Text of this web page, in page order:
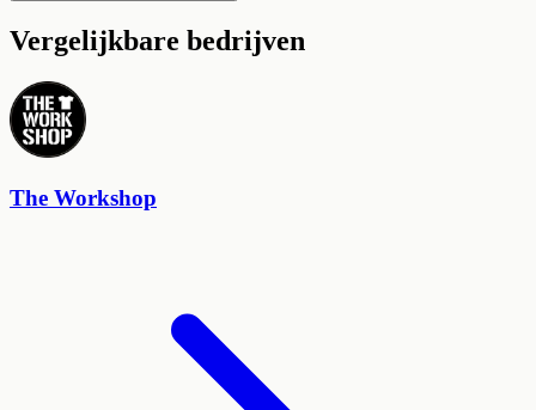
Vergelijkbare bedrijven
The Workshop